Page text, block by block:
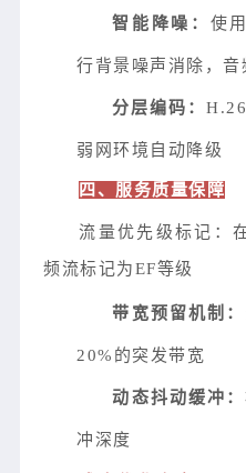
智能降噪： 使
行背景噪声消除，
分层编码：
弱网环境自动降级
四、服务质量保障
流量优先级标记：
频流标记为EF等级
带宽预留机制：
20%的突发带宽
动态抖动缓冲：
冲深度